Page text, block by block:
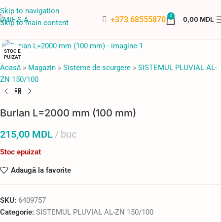
Skip to navigation
Skip to main content
+373 68555870 0 0,00MDL
STOC E
PUIZAT
Acasă» Magazin » Sisteme de scurgere » SISTEMUL PLUVIAL AL-
ZN 150/100
Burlan L=2000 mm (100 mm)
215,00 MDL buc
Stoc epuizat
Adaugă la favorite
SKU: 6409757
Categorie: SISTEMUL PLUVIAL AL-ZN 150/100